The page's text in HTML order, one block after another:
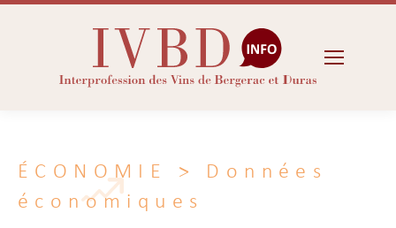
ÉCONOMIE
> Données
économiques